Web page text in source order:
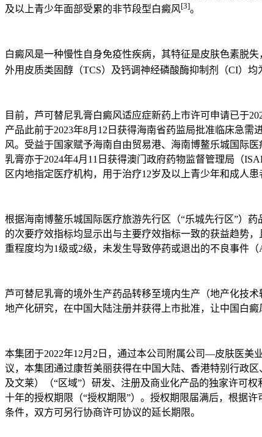
及以上青少年面部受累的非节段型白癜风[3]。
白癜风是一种慢性自身免疫性疾病，其特征是皮肤色素脱
外用皮质类固醇（TCS）及钙调神经磷酸酶抑制剂（CI）
目前，芦可替尼乳膏白癜风适应症新药上市许可申请已于
产品此前于2023年8月12日获得海南省药监局批准临床急
风。受益于国家赋予海南自由贸易港、海南博鳌乐城国际
乳膏亦于2024年4月11日获得澳门政府药物监督管理局（
区内地指定医疗机构，用于治疗12岁及以上青少年和成人
根据海南博鳌乐城国际医疗旅游先行区（“乐城先行区”）
的次要疗效指标均显示出与主要疗效指标一致的获益趋势
重程度均为1级或2级，未发生导致停药或退出的不良事件
芦可替尼乳膏的境外生产药品转移至境内生产（地产化技
地产化研究，在中国大陆注册并获得上市批准，让中国白癜
本集团于2022年12月2日，通过本公司附属公司—皮肤医美
议，本集团通过康哲美丽获得在中国大陆、香港特别行政
及文莱）（“区域”）研发、注册及商业化产品的独家许可
十年的授权期限（“授权期限”）。授权期限届满后，根据
条件，双方可另行协商许可协议的延长期限。